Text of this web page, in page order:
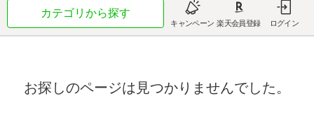
カテゴリから探す
キャンペーン 楽天会員登録 ログイン
お探しのページは見つかりませんでした。